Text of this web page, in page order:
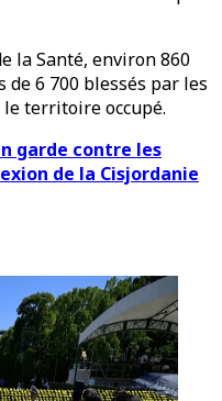
la Santé, environ 860
6 700 blessés par les
territoire occupé.
garde contre les
de la Cisjordanie